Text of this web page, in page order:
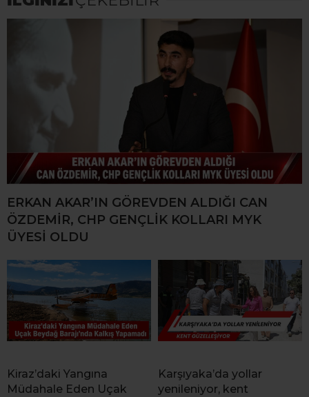
ERKAN AKAR’IN GÖREVDEN ALDIĞI CAN
ÖZDEMİR, CHP GENÇLİK KOLLARI MYK
ÜYESİ OLDU
Kiraz’daki Yangına
Müdahale Eden Uçak
Karşıyaka’da yollar
yenileniyor, kent